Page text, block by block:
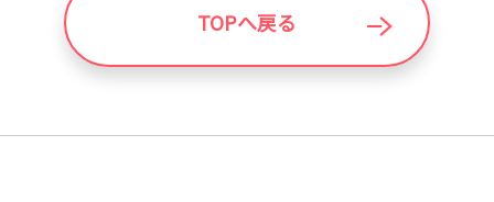
TOPへ戻る